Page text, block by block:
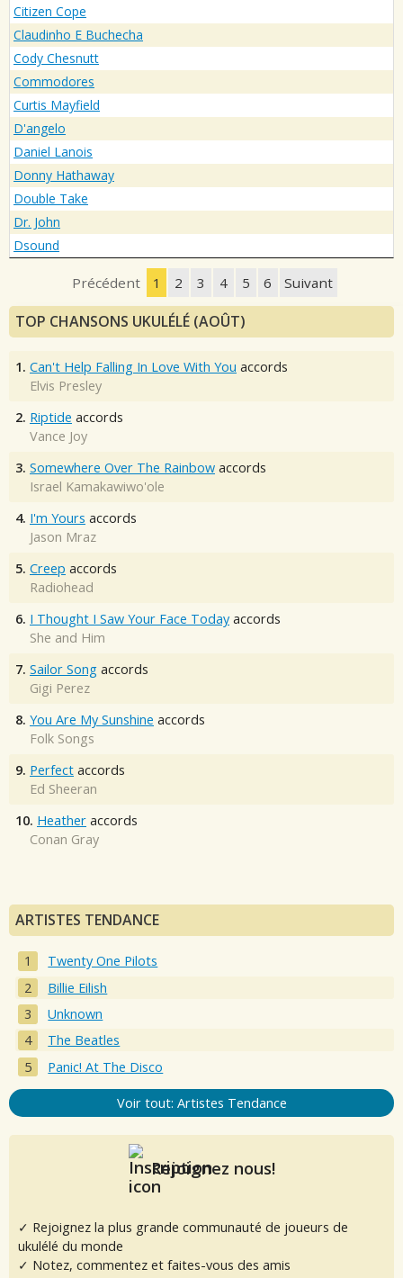
Citizen Cope
Claudinho E Buchecha
Cody Chesnutt
Commodores
Curtis Mayfield
D'angelo
Daniel Lanois
Donny Hathaway
Double Take
Dr. John
Dsound
Précédent 1 2 3 4 5 6 Suivant
TOP CHANSONS UKULÉLÉ (AOÛT)
1. Can't Help Falling In Love With You accords
Elvis Presley
2. Riptide accords
Vance Joy
3. Somewhere Over The Rainbow accords
Israel Kamakawiwo'ole
4. I'm Yours accords
Jason Mraz
5. Creep accords
Radiohead
6. I Thought I Saw Your Face Today accords
She and Him
7. Sailor Song accords
Gigi Perez
8. You Are My Sunshine accords
Folk Songs
9. Perfect accords
Ed Sheeran
10. Heather accords
Conan Gray
ARTISTES TENDANCE
Twenty One Pilots
Billie Eilish
Unknown
The Beatles
Panic! At The Disco
Voir tout: Artistes Tendance
Rejoignez nous!
✓ Rejoignez la plus grande communauté de joueurs de
ukulélé du monde
✓ Notez, commentez et faites-vous des amis